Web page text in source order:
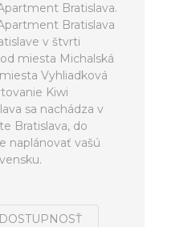
Bratislava.
Bratislava
v štvrti
miesta Michalská
Vyhliadková
Kiwi
sa nachádza v
Bratislava, do
naplánovať vašú